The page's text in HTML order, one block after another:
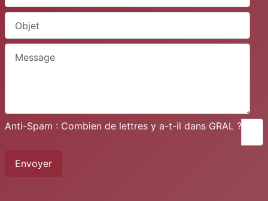
Anti-Spam : Combien de lettres y a-t-il dans GRAL ?